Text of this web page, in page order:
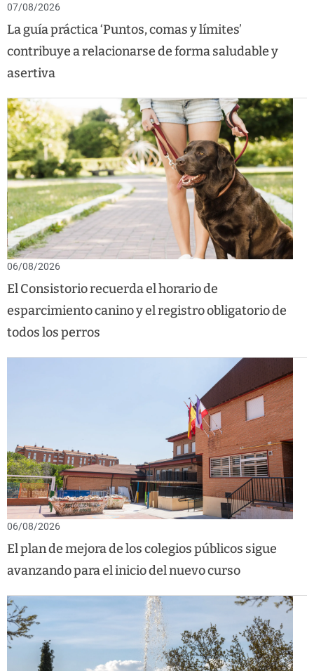
07/08/2026
La guía práctica ‘Puntos, comas y límites’
contribuye a relacionarse de forma saludable y
asertiva
06/08/2026
El Consistorio recuerda el horario de
esparcimiento canino y el registro obligatorio de
todos los perros
06/08/2026
El plan de mejora de los colegios públicos sigue
avanzando para el inicio del nuevo curso